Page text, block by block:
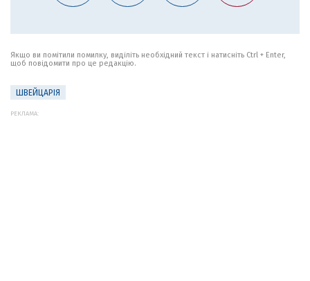
Якщо ви помітили помилку, виділіть необхідний текст і натисніть Ctrl + Enter,
щоб повідомити про це редакцію.
ШВЕЙЦАРІЯ
РЕКЛАМА: